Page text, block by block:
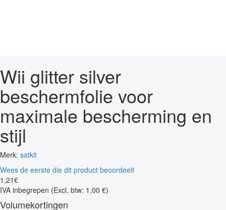
Wii glitter silver
beschermfolie voor
maximale bescherming en
stijl
Merk: satkit
Wees de eerste die dit product beoordeelt
1 ,21€
IVA inbegrepen (Excl. btw: 1,00 €)
Volumekortingen